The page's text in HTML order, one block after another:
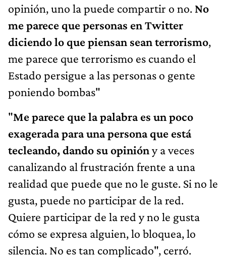
opinión, uno la puede compartir o no. No
me parece que personas en Twitter
diciendo lo que piensan sean terrorismo,
me parece que terrorismo es cuando el
Estado persigue a las personas o gente
poniendo bombas"
"Me parece que la palabra es un poco
exagerada para una persona que está
tecleando, dando su opinióny a veces
canalizando al frustración frente a una
realidad que puede que no le guste. Si no le
gusta, puede no participar de la red.
Quiere participar de la red y no le gusta
cómo se expresa alguien, lo bloquea, lo
silencia. No es tan complicado", cerró.